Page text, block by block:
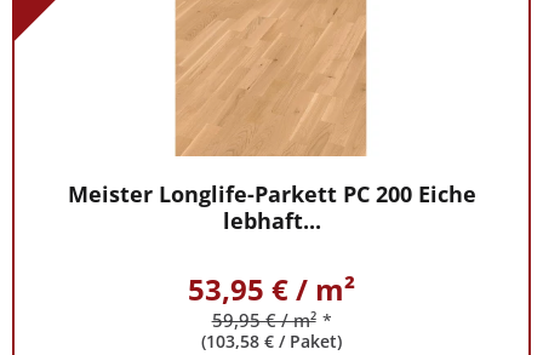
Meister Longlife-Parkett PC 200 Eiche
lebhaft...
53,95 € / m²
59,95 € / m² *
(103,58 € / Paket)